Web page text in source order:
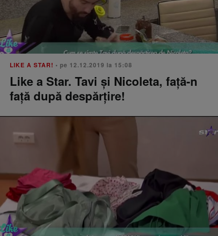
LIKE A STAR! • pe 12.12.2019 la 15:08
Like a Star. Tavi și Nicoleta, față-n
față după despărțire!